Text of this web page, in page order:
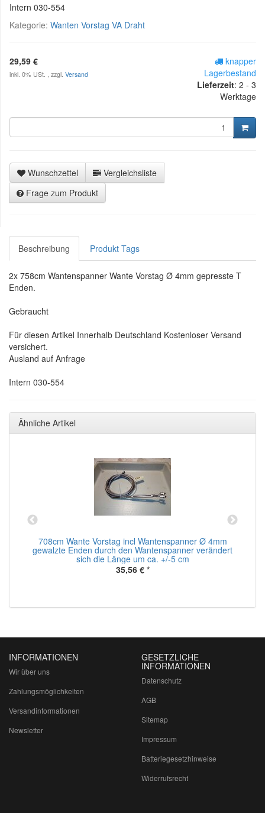
Intern 030-554
Kategorie: Wanten Vorstag VA Draht
29,59 €
inkl. 0% USt. , zzgl. Versand
knapper
Lagerbestand
Lieferzeit: 2 - 3
Werktage
Wunschzettel
Vergleichsliste
Frage zum Produkt
Beschreibung Produkt Tags
2x 758cm Wantenspanner Wante Vorstag Ø 4mm gepresste T
Enden.
Gebraucht
Für diesen Artikel Innerhalb Deutschland Kostenloser Versand
versichert.
Ausland auf Anfrage
Intern 030-554
Ähnliche Artikel
708cm Wante Vorstag incl Wantenspanner Ø 4mm
gewalzte Enden durch den Wantenspanner verändert
sich die Länge um ca. +/-5 cm
35,56 € *
INFORMATIONEN
Wir über uns
Zahlungsmöglichkeiten
Versandinformationen
Newsletter
GESETZLICHE
INFORMATIONEN
Datenschutz
AGB
Sitemap
Impressum
Batteriegesetzhinweise
Widerrufsrecht